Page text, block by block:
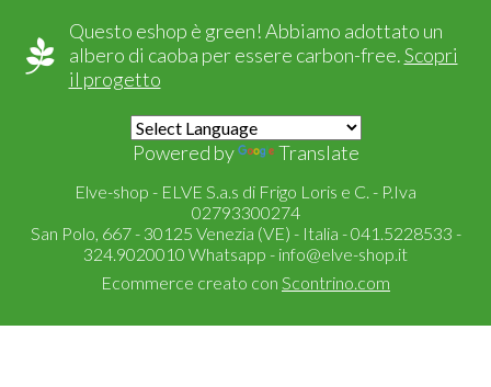
Questo eshop è green! Abbiamo adottato un
albero di caoba per essere carbon-free.Scopri
il progetto
Powered by Translate
Elve-shop - ELVE S.a.s di Frigo Loris e C. - P.Iva
02793300274
San Polo, 667 - 30125 Venezia (VE) - Italia - 041.5228533 -
324.9020010 Whatsapp - info@elve-shop.it
Ecommerce creato con Scontrino.com